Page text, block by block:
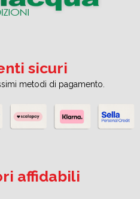
sicuri
metodi di pagamento.
affidabili